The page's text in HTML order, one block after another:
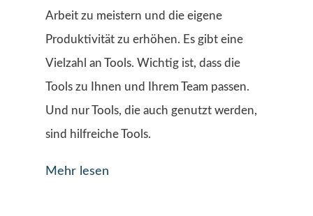
Arbeit zu meistern und die eigene
Produktivität zu erhöhen. Es gibt eine
Vielzahl an Tools. Wichtig ist, dass die
Tools zu Ihnen und Ihrem Team passen.
Und nur Tools, die auch genutzt werden,
sind hilfreiche Tools.
Mehr lesen